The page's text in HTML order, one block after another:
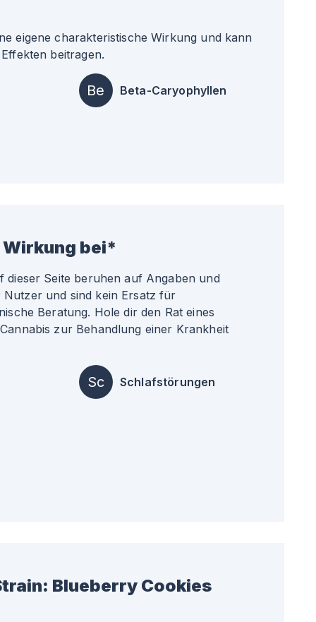
eigene charakteristische Wirkung und kann
beitragen.
Be Beta-Caryophyllen
bei*
dieser Seite beruhen auf Angaben und
und sind kein Ersatz für
Beratung. Hole dir den Rat eines
zur Behandlung einer Krankheit
Sc Schlafstörungen
Blueberry Cookies